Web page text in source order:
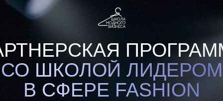
СО ШКОЛОЙ ЛИДЕРОМ
В СФЕРЕ FASHION